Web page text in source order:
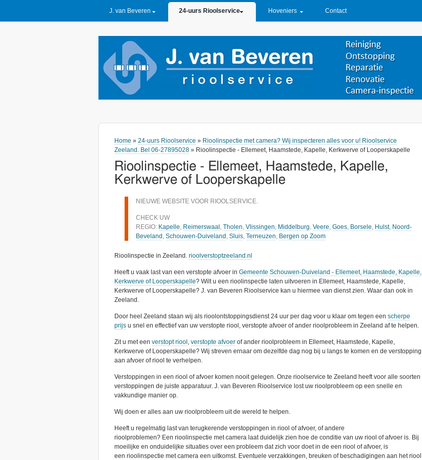
J. van Beveren 24-uurs Rioolservice Hoveniers Contact
Home » 24-uurs Rioolservice » Rioolinspectie met camera? Wij inspecteren alles voor u! Rioolservice
Zeeland. Bel 06-27895028 » Rioolinspectie - Ellemeet, Haamstede, Kapelle, Kerkwerve of Looperskapelle
Rioolinspectie - Ellemeet, Haamstede, Kapelle,
Kerkwerve of Looperskapelle
NIEUWE WEBSITE VOOR RIOOLSERVICE.
CHECK UW
REGIO: Kapelle, Reimerswaal , Tholen, Vlissingen, Middelburg, Veere, Goes, Borsele, Hulst, Noord-
Beveland , Schouwen-Duiveland , Sluis, Terneuzen, Bergen op Zoom
Rioolinspectie in Zeeland. rioolverstoptzeeland.nl
Heeft u vaak last van een verstopte afvoer in Gemeente Schouwen-Duiveland - Ellemeet, Haamstede, Kapelle,
Kerkwerve of Looperskapelle? Wilt u een rioolinspectie laten uitvoeren in Ellemeet, Haamstede, Kapelle,
Kerkwerve of Looperskapelle? J. van Beveren Rioolservice kan u hiermee van dienst zien. Waar dan ook in
Zeeland.
Door heel Zeeland staan wij als rioolontstoppingsdienst 24 uur per dag voor u klaar om tegen een scherpe
prijs u snel en effectief van uw verstopte riool, verstopte afvoer of ander rioolprobleem in Zeeland af te helpen.
Zit u met een verstopt riool , verstopte afvoer of ander rioolprobleem in Ellemeet, Haamstede, Kapelle,
Kerkwerve of Looperskapelle? Wij streven ernaar om dezelfde dag nog bij u langs te komen en de verstopping
aan afvoer of riool te verhelpen.
Verstoppingen in een riool of afvoer komen nooit gelegen. Onze rioolservice te Zeeland heeft voor alle soorten
verstoppingen de juiste apparatuur. J. van Beveren Rioolservice lost uw rioolprobleem op een snelle en
vakkundige manier op.
Wij doen er alles aan uw rioolprobleem uit de wereld te helpen.
Heeft u regelmatig last van terugkerende verstoppingen in riool of afvoer, of andere
rioolproblemen? Een rioolinspectie met camera laat duidelijk zien hoe de conditie van uw riool of afvoer is. Bij
moeilijke en onduidelijke situaties over een probleem dat zich voor doet in de een riool of afvoer, is
een rioolinspectie met camera een uitkomst. Eventuele verzakkingen, breuken of beschadigingen aan het riool